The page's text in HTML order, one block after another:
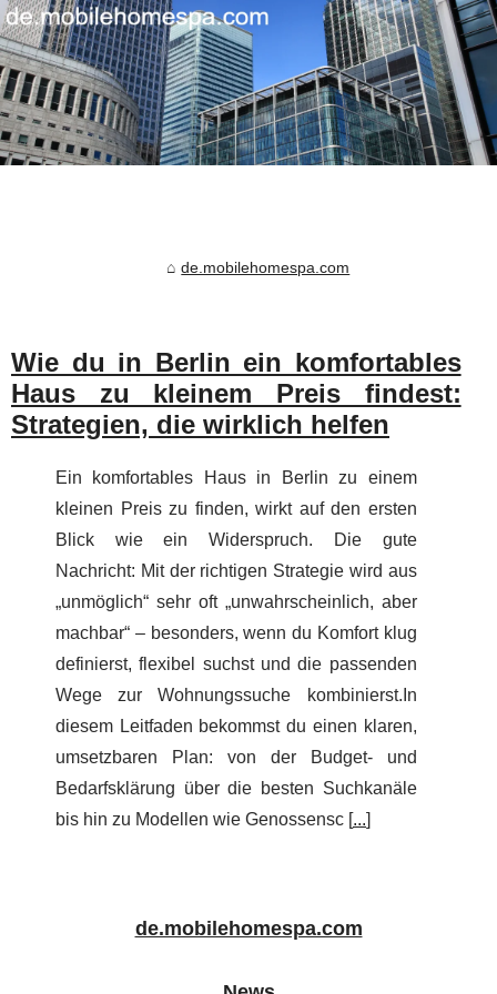
de.mobilehomespa.com
Wie du in Berlin ein komfortables
Haus zu kleinem Preis findest:
Strategien, die wirklich helfen
Ein komfortables Haus in Berlin zu einem
kleinen Preis zu finden, wirkt auf den ersten
Blick wie ein Widerspruch. Die gute
Nachricht: Mit der richtigen Strategie wird aus
„unmöglich“ sehr oft „unwahrscheinlich, aber
machbar“ – besonders, wenn du Komfort klug
definierst, flexibel suchst und die passenden
Wege zur Wohnungssuche kombinierst.In
diesem Leitfaden bekommst du einen klaren,
umsetzbaren Plan: von der Budget- und
Bedarfsklärung über die besten Suchkanäle
bis hin zu Modellen wie Genossensc [...]
de.mobilehomespa.com